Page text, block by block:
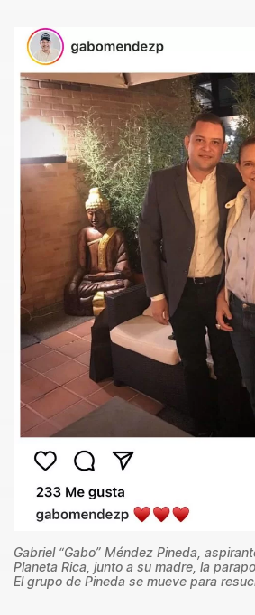
Gabriel “Gabo” Méndez Pineda,
Planeta Rica, junto a su madre, la
El grupo de Pineda se mueve para